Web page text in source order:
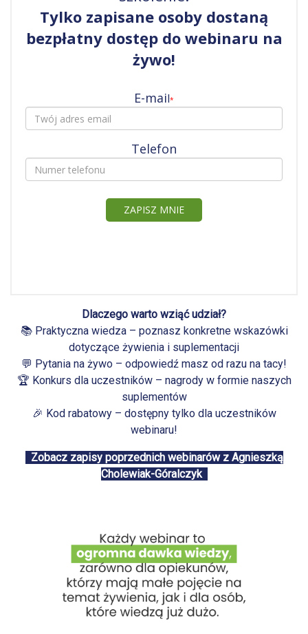
Dlaczego warto wziąć udział?
📚 Praktyczna wiedza – poznasz konkretne wskazówki
dotyczące żywienia i suplementacji
💬 Pytania na żywo – odpowiedź masz od razu na tacy!
🏆 Konkurs dla uczestników – nagrody w formie naszych
suplementów
🎉 Kod rabatowy – dostępny tylko dla uczestników
webinaru!
Zobacz zapisy poprzednich webinarów z Agnieszką
Cholewiak-Góralczyk